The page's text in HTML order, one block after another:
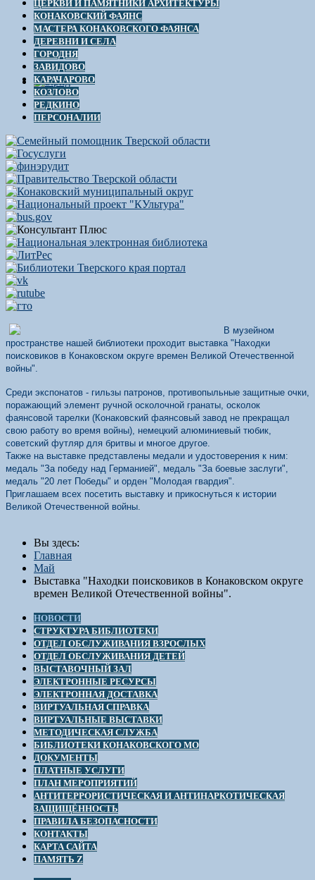
ЦЕРКВИ И ПАМЯТНИКИ АРХИТЕКТУРЫ
КОНАКОВСКИЙ ФАЯНС
МАСТЕРА КОНАКОВСКОГО ФАЯНСА
ДЕРЕВНИ И СЕЛА
ГОРОДНЯ
ЗАВИДОВО
КАРАЧАРОВО
КОЗЛОВО
РЕДКИНО
ПЕРСОНАЛИИ
В музейном
пространстве нашей библиотеки проходит выставка "Находки
поисковиков в Конаковском округе времен Великой Отечественной
войны".
Среди экспонатов - гильзы патронов, противопыльные защитные очки,
поражающий элемент ручной осколочной гранаты, осколок
фаянсовой тарелки (Конаковский фаянсовый завод не прекращал
свою работу во время войны), немецкий алюминиевый тюбик,
советский футляр для бритвы и многое другое.
Также на выставке представлены медали и удостоверения к ним:
медаль "За победу над Германией", медаль "За боевые заслуги",
медаль "20 лет Победы" и орден "Молодая гвардия".
Приглашаем всех посетить выставку и прикоснуться к истории
Великой Отечественной войны.
Вы здесь:
Главная
Май
Выставка "Находки поисковиков в Конаковском округе
времен Великой Отечественной войны".
НОВОСТИ
СТРУКТУРА БИБЛИОТЕКИ
ОТДЕЛ ОБСЛУЖИВАНИЯ ВЗРОСЛЫХ
ОТДЕЛ ОБСЛУЖИВАНИЯ ДЕТЕЙ
ВЫСТАВОЧНЫЙ ЗАЛ
ЭЛЕКТРОННЫЕ РЕСУРСЫ
ЭЛЕКТРОННАЯ ДОСТАВКА
ВИРТУАЛЬНАЯ СПРАВКА
ВИРТУАЛЬНЫЕ ВЫСТАВКИ
МЕТОДИЧЕСКАЯ СЛУЖБА
БИБЛИОТЕКИ КОНАКОВСКОГО МО
ДОКУМЕНТЫ
ПЛАТНЫЕ УСЛУГИ
ПЛАН МЕРОПРИЯТИЙ
АНТИТЕРРОРИСТИЧЕСКАЯ И АНТИНАРКОТИЧЕСКАЯ
ЗАЩИЩЁННОСТЬ
ПРАВИЛА БЕЗОПАСНОСТИ
КОНТАКТЫ
КАРТА САЙТА
ПАМЯТЬ Z